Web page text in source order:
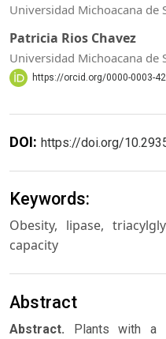
Universidad Michoacana de
Patricia Rios Chavez
Universidad Michoacana de
https://orcid.org/0000-0003-
DOI: https://doi.org/
Keywords:
Obesity, lipase,
capacity
Abstract
Abstract.
Plants with a